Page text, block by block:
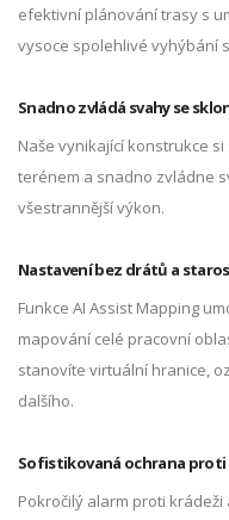
efektivní plánování trasy s
vysoce spolehlivé vyhýbání
Snadno zvládá svahy se
Naše vynikající konstrukce
terénem a snadno zvládne
všestrannější výkon.
Nastavení bez drátů a
Funkce AI Assist Mapping
mapování celé pracovní
stanovíte virtuální hranice,
dalšího.
Sofistikovaná ochrana proti
Pokročilý alarm proti